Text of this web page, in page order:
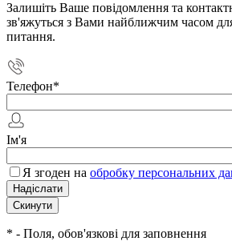
Залишіть Ваше повідомлення та
зв'яжуться з Вами найближчим часом
питання.
Телефон*
Ім'я
Я згоден на обробку персональних
* - Поля, обов'язкові для заповнення